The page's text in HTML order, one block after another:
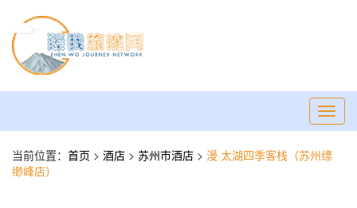
当前位置： 首页 > 酒店 > 苏州市酒店 > 漫·太湖四季客栈（苏州缥
缈峰店）